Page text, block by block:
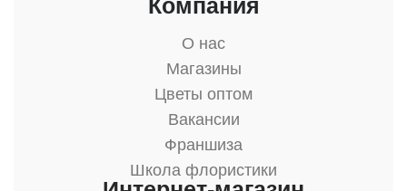
Компания
О нас
Магазины
Цветы оптом
Вакансии
Франшиза
Школа флористики